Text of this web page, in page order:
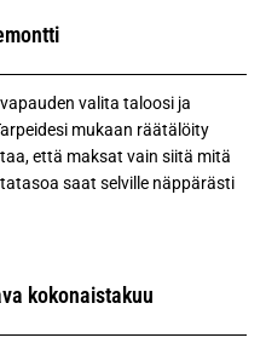
valita taloosi ja
mukaan räätälöity
että maksat vain siitä mitä
saat selville näppärästi
kokonaistakuu